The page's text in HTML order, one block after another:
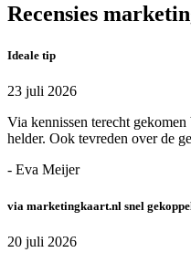
Recensies
Ideale tip
23 juli 2026
Via kennissen terecht
helder. Ook tevreden over de
- Eva Meijer
via marketingkaart.nl snel
20 juli 2026